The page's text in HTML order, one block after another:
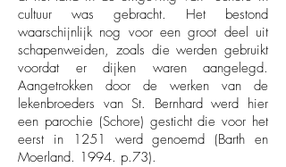
cultuur was gebracht. Het bestond
waarschijnlijk nog voor een groot deel uit
schapenweiden, zoals die werden gebruikt
voordat er dijken waren aangelegd.
Aangetrokken door de werken van de
lekenbroeders van St. Bernhard werd hier
een parochie (Schore) gesticht die voor het
eerst in 1251 werd genoemd (Barth en
Moerland. 1994. p.73).